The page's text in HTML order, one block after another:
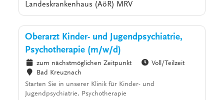
Landeskrankenhaus (AöR) MRV
Oberarzt Kinder- und Jugendpsychiatrie,
Psychotherapie (m/w/d)
zum nächstmöglichen Zeitpunkt
Voll/Teilzeit
Bad Kreuznach
Starten Sie in unserer Klinik für Kinder- und
Jugendpsychiatrie, Psychotherapie